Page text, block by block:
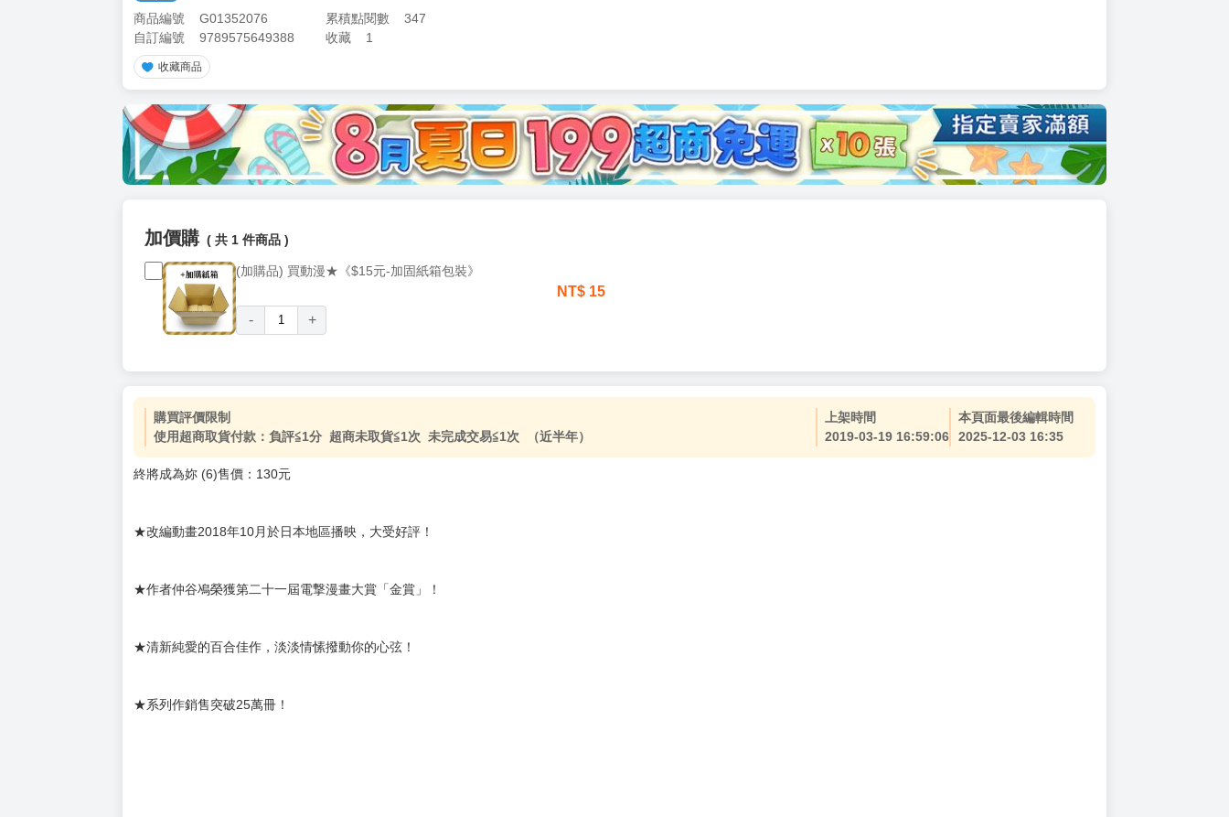
商品編號 G01352076 累積點閱數
347
自訂編號
9789575649388 收藏 1
收藏商品
加價購 ( 共 1 件商品 )
(加購品) 買動漫★《$15元-加固紙箱包裝》
NT$ 15
-
+
購買評價限制
使用超商取貨付款：負評≦1分 超商未取貨≦1次 未完成交易≦1次 （近半年）
上架時間
2019-03-19 16:59:06
本頁面最後編輯時間
2025-12-03 16:35
終將成為妳 (6)售價：130元
★改編動畫2018年10月於日本地區播映，大受好評！
★作者仲谷鳰榮獲第二十一屆電撃漫畫大賞「金賞」！
★清新純愛的百合佳作，淡淡情愫撥動你的心弦！
★系列作銷售突破25萬冊！